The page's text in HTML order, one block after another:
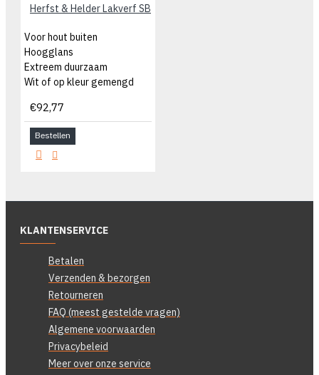
Herfst & Helder Lakverf SB
Voor hout buiten
Hoogglans
Extreem duurzaam
Wit of op kleur gemengd
€92,77
Bestellen
KLANTENSERVICE
Betalen
Verzenden & bezorgen
Retourneren
FAQ (meest gestelde vragen)
Algemene voorwaarden
Privacybeleid
Meer over onze service